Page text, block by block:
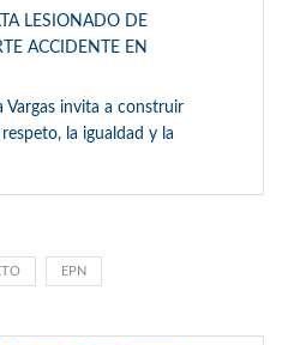
LESIONADO DE
ACCIDENTE EN
Vargas invita a construir
la igualdad y la
EPN